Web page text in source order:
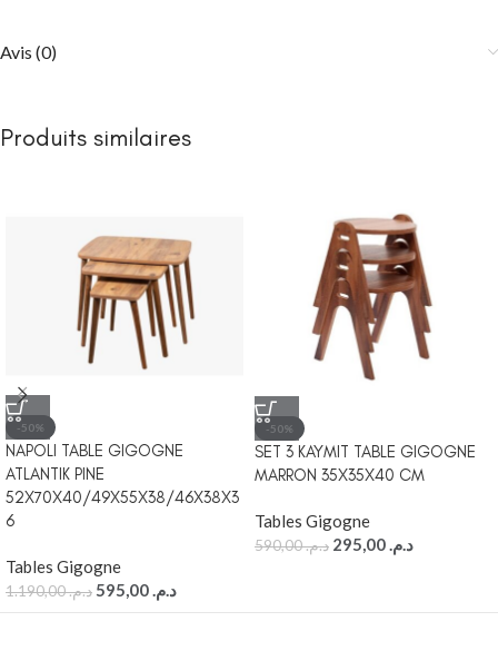
Avis (0)
Produits similaires
-50%
NAPOLI TABLE GIGOGNE
ATLANTIK PINE
52X70X40/49X55X38/46X38X3
6
Tables Gigogne
د.م.1.190,00 د.م.
-50%
SET 3 KAYMIT TABLE GIGOGNE
MARRON 35X35X40 CM
Tables Gigogne
د.م.590,00 د.م.